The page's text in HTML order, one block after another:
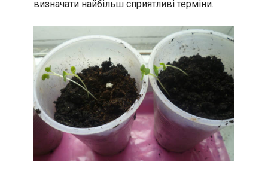
визначати найбільш сприятливі терміни.